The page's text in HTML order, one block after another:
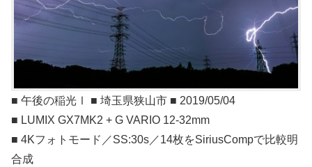
■ 午後の稲光Ⅰ ■ 埼玉県狭山市 ■ 2019/05/04
■ LUMIX GX7MK2 + G VARIO 12-32mm
■ 4Kフォトモード／SS:30s／14枚をSiriusCompで比較明
合成